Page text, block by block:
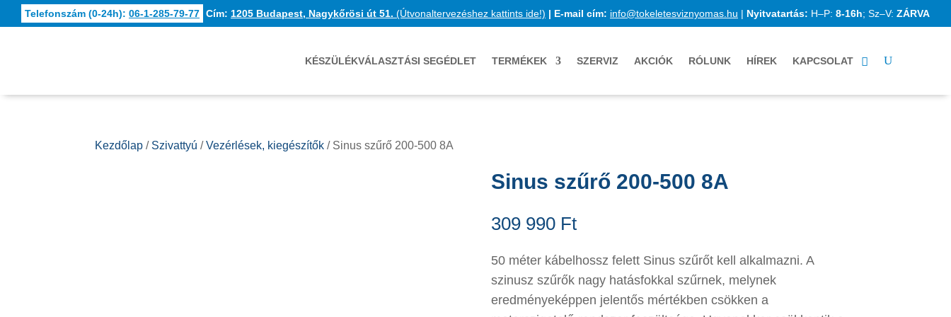
Telefonszám (0-24h): 06-1-285-79-77 Cím: 1205 Budapest, Nagykőrösi út 51. (Útvonaltervezéshez kattints ide!) | E-mail cím: info@tokeletesviznyomas.hu | Nyitvatartás: H–P: 8-16h; Sz–V: ZÁRVA
KÉSZÜLÉKVÁLASZTÁSI SEGÉDLET TERMÉKEK SZERVIZ AKCIÓK RÓLUNK HÍREK KAPCSOLAT
Kezdőlap / Szivattyú /Vezérlések, kiegészítők / Sinus szűrő 200-500 8A
Sinus szűrő 200-500 8A
309 990 Ft
50 méter kábelhossz felett Sinus szűrőt kell alkalmazni. A
szinusz szűrők nagy hatásfokkal szűrnek, melynek
eredményeképpen jelentős mértékben csökken a